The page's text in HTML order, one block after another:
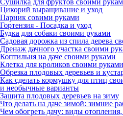
Сушилка для фруктов своими
Цикорий выращивание и уход
Парник совими руками
Гортензия - Посадка и уход
Будка для собаки своими руками
Садовая дорожка из спила дерева
Дренаж дачного участка своими
Коптильня на даче своими руками
Клетка для кроликов своими руками
Обрезка плодовых деревьев и
Как сделать кормушку для птиц
и необычные варианты
Защита плодовых деревьев на зиму
Что делать на даче зимой: зимние
Чем обогреть дачу: виды